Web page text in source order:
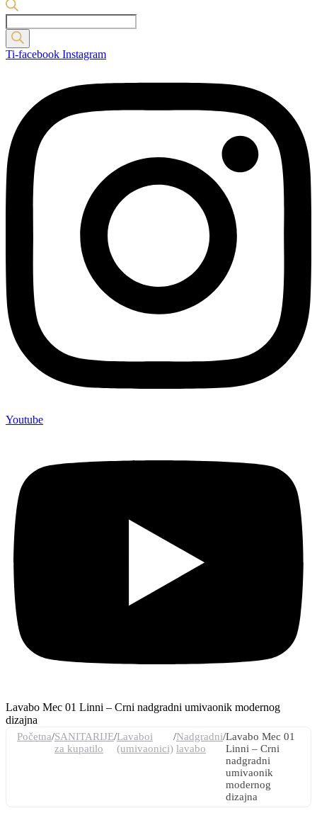
Products
search
Ti-facebook Instagram
Youtube
Lavabo Mec 01 Linni – Crni nadgradni umivaonik modernog
dizajna
Početna/SANITARIJE
za kupatilo
/Lavaboi
(umivaonici)
/Nadgradni
lavabo
/Lavabo Mec 01
Linni – Crni
nadgradni
umivaonik
modernog
dizajna